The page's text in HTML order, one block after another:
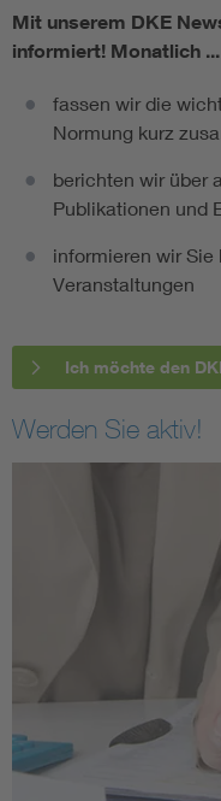
Mit unserem DKE
informiert! Monatlich ...
fassen wir die
Normung kurz
berichten wir über
Publikationen und
informieren wir
Veranstaltungen
Ich möchte den
Werden Sie aktiv!